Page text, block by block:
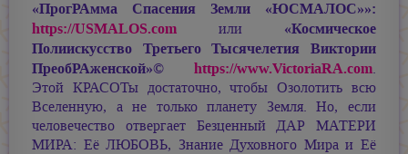
«ПрогРАмма Спасения Земли «ЮСМАЛОС»»:
https://USMALOS.com или «Космическое
Полиискусство Третьего Тысячелетия Виктории
ПреобРАженской»© https://www.VictoriaRA.com.
Этой КРАСОТы достаточно, чтобы Озолотить всю
Вселенную, а не только планету Земля. Но, если
человечество отвергает Безценный ДАР МАТЕРИ
МИРА: Её ЛЮБОВЬ, Знание Духовного Мира и Её